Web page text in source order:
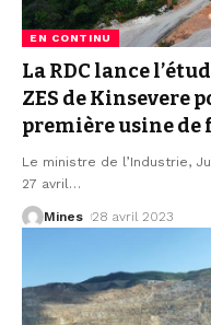
EN CONTINU
La RDC lance
ZES de Kinsevere
première usine
Le ministre de l’Industrie,
27 avril …
Mines 28 avril 2023